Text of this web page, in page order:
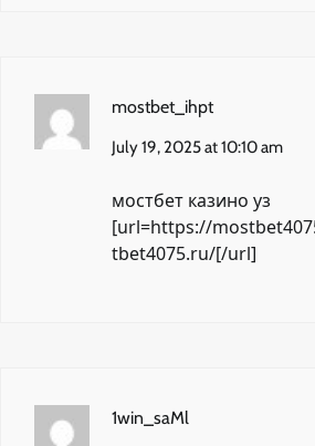
mostbet_ihpt
July 19, 2025 at 10:10 am
мостбет казино уз
[url=https://
tbet4075.ru/[/url]
1win_saMl